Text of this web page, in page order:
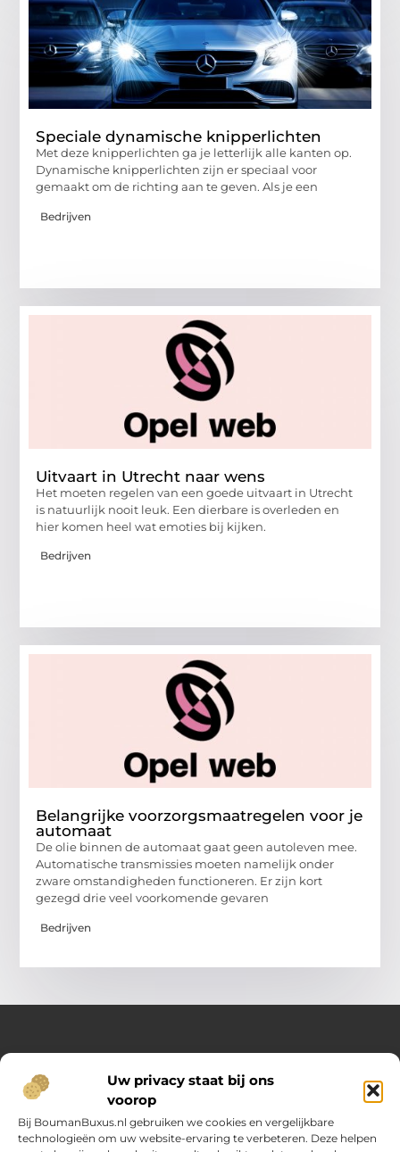
Uw privacy staat bij ons
voorop
Bij BoumanBuxus.nl gebruiken we cookies en vergelijkbare
technologieën om uw website-ervaring te verbeteren. Deze helpen
Speciale dynamische knipperlichten
Met deze knipperlichten ga je letterlijk alle kanten op.
Dynamische knipperlichten zijn er speciaal voor
gemaakt om de richting aan te geven. Als je een
Bedrijven
Uitvaart in Utrecht naar wens
Het moeten regelen van een goede uitvaart in Utrecht
is natuurlijk nooit leuk. Een dierbare is overleden en
hier komen heel wat emoties bij kijken.
Bedrijven
Belangrijke voorzorgsmaatregelen voor je
automaat
De olie binnen de automaat gaat geen autoleven mee.
Automatische transmissies moeten namelijk onder
zware omstandigheden functioneren. Er zijn kort
gezegd drie veel voorkomende gevaren
Bedrijven
Over Opelweb
Jouw startpunt voor handige tips en inspirerende artikelen
Op Opelweb.nl vind je een gevarieerd aanbod aan blogs en
content die je helpen meer uit je dag te halen – van nuttige
adviezen tot verrassende inzichten voor in het dagelijks leven.